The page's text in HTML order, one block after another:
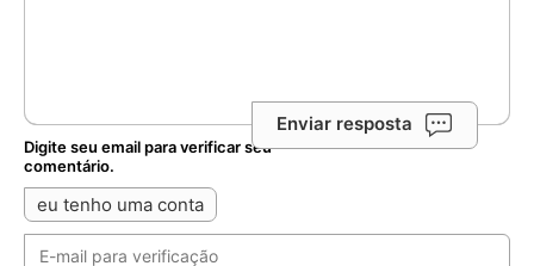
Enviar resposta
Digite seu email para verificar seu
comentário.
eu tenho uma conta